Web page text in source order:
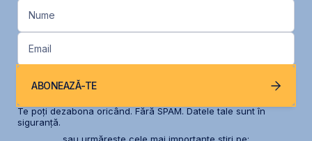
Nume
Email
ABONEAZĂ-TE
Te poți dezabona oricând. Fără SPAM. Datele tale sunt în
siguranță.